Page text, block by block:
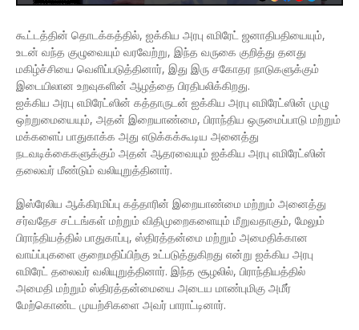
கூட்டத்தின் தொடக்கத்தில், ஐக்கிய அரபு எமிரேட் ஜனாதிபதியையும்,
உடன் வந்த குழுவையும் வரவேற்று, இந்த வருகை குறித்து தனது
மகிழ்ச்சியை வெளிப்படுத்தினார், இது இரு சகோதர நாடுகளுக்கும்
இடையிலான உறவுகளின் ஆழத்தை பிரதிபலிக்கிறது.
ஐக்கிய அரபு எமிரேட்ஸின் கத்தாருடன் ஐக்கிய அரபு எமிரேட்ஸின் முழு
ஒற்றுமையையும், அதன் இறையாண்மை, பிராந்திய ஒருமைப்பாடு மற்றும்
மக்களைப் பாதுகாக்க அது எடுக்கக்கூடிய அனைத்து
நடவடிக்கைகளுக்கும் அதன் ஆதரவையும் ஐக்கிய அரபு எமிரேட்ஸின்
தலைவர் மீண்டும் வலியுறுத்தினார்.
இஸ்ரேலிய ஆக்கிரமிப்பு கத்தாரின் இறையாண்மை மற்றும் அனைத்து
சர்வதேச சட்டங்கள் மற்றும் விதிமுறைகளையும் மீறுவதாகும், மேலும்
பிராந்தியத்தில் பாதுகாப்பு, ஸ்திரத்தன்மை மற்றும் அமைதிக்கான
வாய்ப்புகளை குறைமதிப்பிற்கு உட்படுத்துகிறது என்று ஐக்கிய அரபு
எமிரேட் தலைவர் வலியுறுத்தினார். இந்த சூழலில், பிராந்தியத்தில்
அமைதி மற்றும் ஸ்திரத்தன்மையை அடைய மாண்புமிகு அமீர்
மேற்கொண்ட முயற்சிகளை அவர் பாராட்டினார்.